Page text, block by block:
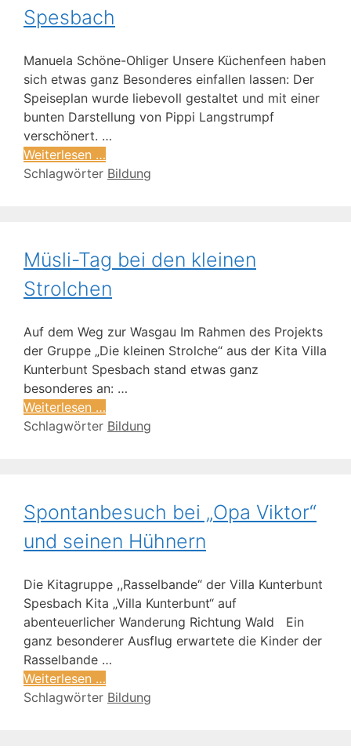
Spesbach
Manuela Schöne-Ohliger Unsere Küchenfeen haben
sich etwas ganz Besonderes einfallen lassen: Der
Speiseplan wurde liebevoll gestaltet und mit einer
bunten Darstellung von Pippi Langstrumpf
verschönert. …
Weiterlesen …
Schlagwörter Bildung
Müsli-Tag bei den kleinen
Strolchen
Auf dem Weg zur Wasgau Im Rahmen des Projekts
der Gruppe „Die kleinen Strolche“ aus der Kita Villa
Kunterbunt Spesbach stand etwas ganz
besonderes an: …
Weiterlesen …
Schlagwörter Bildung
Spontanbesuch bei „Opa Viktor“
und seinen Hühnern
Die Kitagruppe ,,Rasselbande“ der Villa Kunterbunt
Spesbach Kita „Villa Kunterbunt“ auf
abenteuerlicher Wanderung Richtung Wald Ein
ganz besonderer Ausflug erwartete die Kinder der
Rasselbande …
Weiterlesen …
Schlagwörter Bildung